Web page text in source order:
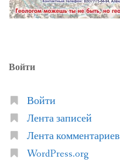
Войти
Войти
Лента записей
Лента комментариев
WordPress.org